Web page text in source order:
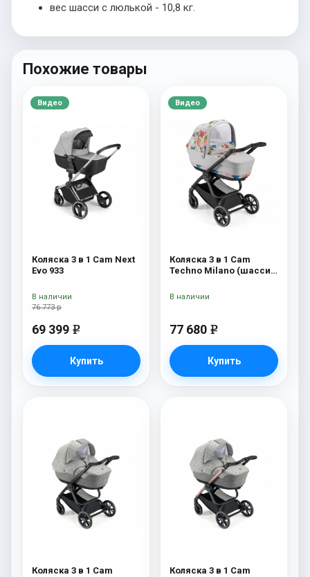
вес шасси с люлькой - 10,8 кг.
Похожие товары
Видео
Коляска 3 в 1 Cam Next
Evo 933
76 773 р
69 399 e
Купить
В наличии
Видео
Коляска 3 в 1 Cam
Techno Milano (шасси
77 680 e
Купить
В наличии
Коляска 3 в 1 Cam
Коляска 3 в 1 Cam